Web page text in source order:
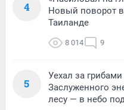
4
Новый поворот в
Таиланде
8 014 9
5
Уехал за
Заслуженного
лесу — в небо